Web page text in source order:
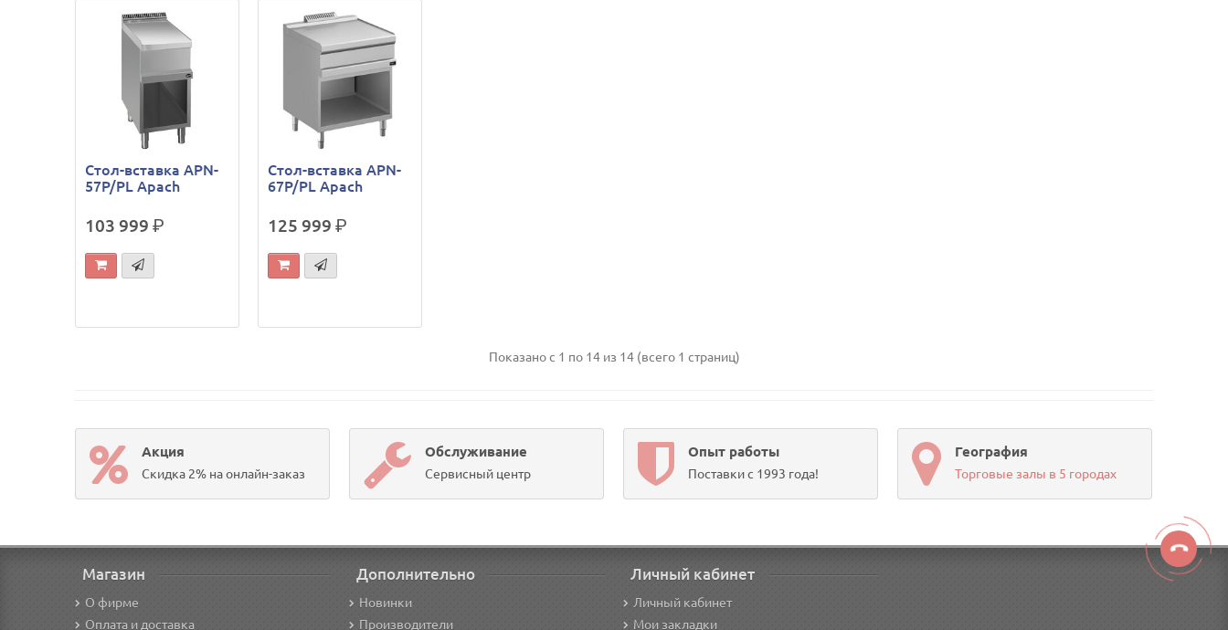
Стол-вставка APN-
57P/PL Apach
103 999р.
Стол-вставка APN-
67P/PL Apach
125 999р.
Показано с 1 по 14 из 14 (всего 1 страниц)
Акция
Скидка 2% на онлайн-заказ
Обслуживание
Сервисный центр
Опыт работы
Поставки с 1993 года!
География
Торговые залы в 5 городах
Магазин
О фирме
Оплата и доставка
Дополнительно
Новинки
Производители
Личный кабинет
Личный кабинет
Мои закладки